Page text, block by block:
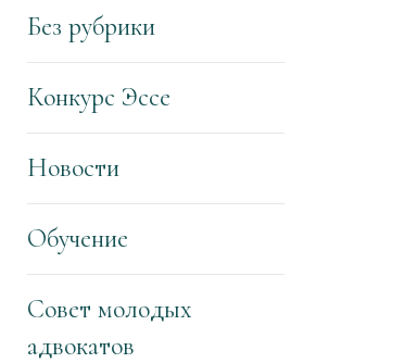
Без рубрики
Конкурс Эссе
Новости
Обучение
Совет молодых
адвокатов